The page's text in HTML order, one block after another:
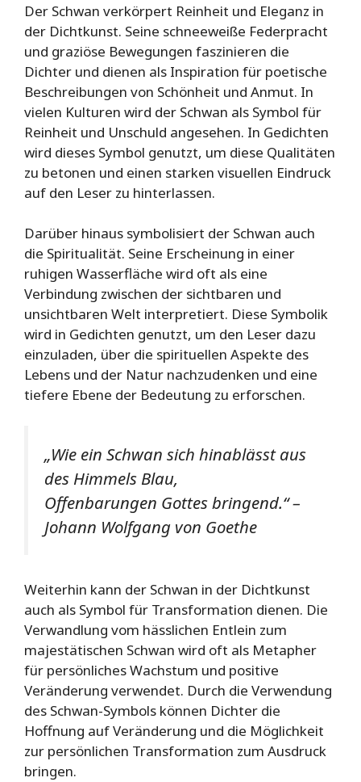
Der Schwan verkörpert Reinheit und Eleganz in
der Dichtkunst. Seine schneeweiße Federpracht
und graziöse Bewegungen faszinieren die
Dichter und dienen als Inspiration für poetische
Beschreibungen von Schönheit und Anmut. In
vielen Kulturen wird der Schwan als Symbol für
Reinheit und Unschuld angesehen. In Gedichten
wird dieses Symbol genutzt, um diese Qualitäten
zu betonen und einen starken visuellen Eindruck
auf den Leser zu hinterlassen.
Darüber hinaus symbolisiert der Schwan auch
die Spiritualität. Seine Erscheinung in einer
ruhigen Wasserfläche wird oft als eine
Verbindung zwischen der sichtbaren und
unsichtbaren Welt interpretiert. Diese Symbolik
wird in Gedichten genutzt, um den Leser dazu
einzuladen, über die spirituellen Aspekte des
Lebens und der Natur nachzudenken und eine
tiefere Ebene der Bedeutung zu erforschen.
„Wie ein Schwan sich hinablässt aus
des Himmels Blau,
Offenbarungen Gottes bringend.“ –
Johann Wolfgang von Goethe
Weiterhin kann der Schwan in der Dichtkunst
auch als Symbol für Transformation dienen. Die
Verwandlung vom hässlichen Entlein zum
majestätischen Schwan wird oft als Metapher
für persönliches Wachstum und positive
Veränderung verwendet. Durch die Verwendung
des Schwan-Symbols können Dichter die
Hoffnung auf Veränderung und die Möglichkeit
zur persönlichen Transformation zum Ausdruck
bringen.